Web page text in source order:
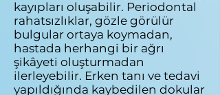
kayıpları oluşabilir. Periodontal
rahatsızlıklar, gözle görülür
bulgular ortaya koymadan,
hastada herhangi bir ağrı
şikâyeti oluşturmadan
ilerleyebilir. Erken tanı ve tedavi
yapıldığında kaybedilen dokular